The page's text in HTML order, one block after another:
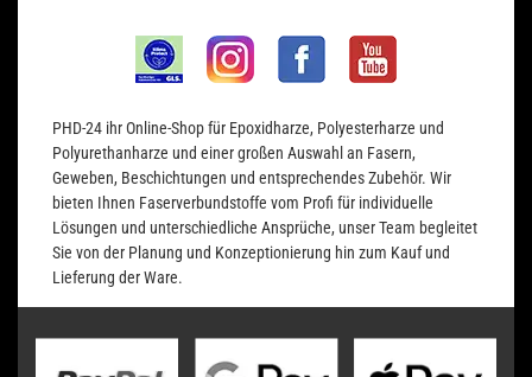
PHD-24 ihr Online-Shop für Epoxidharze, Polyesterharze und
Polyurethanharze und einer großen Auswahl an Fasern,
Geweben, Beschichtungen und entsprechendes Zubehör. Wir
bieten Ihnen Faserverbundstoffe vom Profi für individuelle
Lösungen und unterschiedliche Ansprüche, unser Team begleitet
Sie von der Planung und Konzeptionierung hin zum Kauf und
Lieferung der Ware.